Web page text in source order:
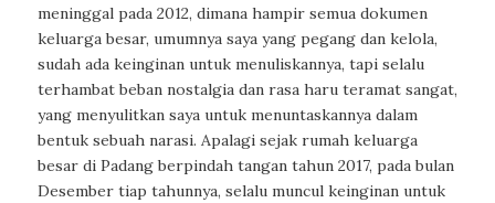
meninggal pada 2012, dimana hampir semua dokumen
keluarga besar, umumnya saya yang pegang dan kelola,
sudah ada keinginan untuk menuliskannya, tapi selalu
terhambat beban nostalgia dan rasa haru teramat sangat,
yang menyulitkan saya untuk menuntaskannya dalam
bentuk sebuah narasi. Apalagi sejak rumah keluarga
besar di Padang berpindah tangan tahun 2017, pada bulan
Desember tiap tahunnya, selalu muncul keinginan untuk